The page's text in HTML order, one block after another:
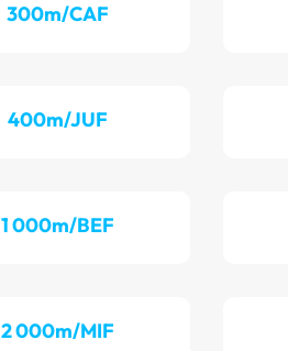
300m/CAF
400m/JUF
1 000m/BEF
2 000m/MIF